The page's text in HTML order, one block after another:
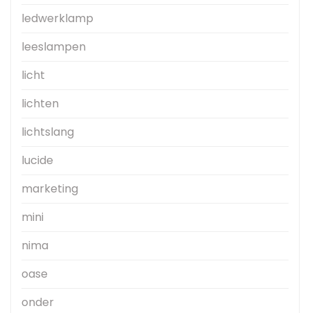
ledwerklamp
leeslampen
licht
lichten
lichtslang
lucide
marketing
mini
nima
oase
onder